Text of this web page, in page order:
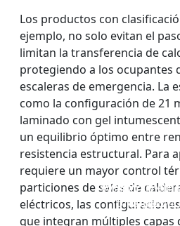
VIDRIO
UNA SOLA
VIDRIO
doble
VENTANAS Y
CON
PARED
VIDRIO
FUEGO
Los productos con
ejemplo, no solo evitan el
limitan la transferencia de
protegiendo a los ocupantes
escaleras de emergencia. La
como la configuración de 21
laminado con gel
un equilibrio óptimo entre
resistencia estructural. Para
requiere un mayor control
particiones de salas de
eléctricos, las
que integran múltiples capas